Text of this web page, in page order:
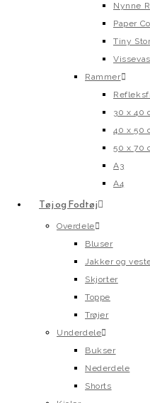
Nynne
Paper
Tiny
Rammer
30 x 40
40 x 50
50 x 70
A3
A4
Tøj og Fodtøj
Overdele
Bluser
Jakker og
Skjorter
Toppe
Trøjer
Underdele
Bukser
Nederdele
Shorts